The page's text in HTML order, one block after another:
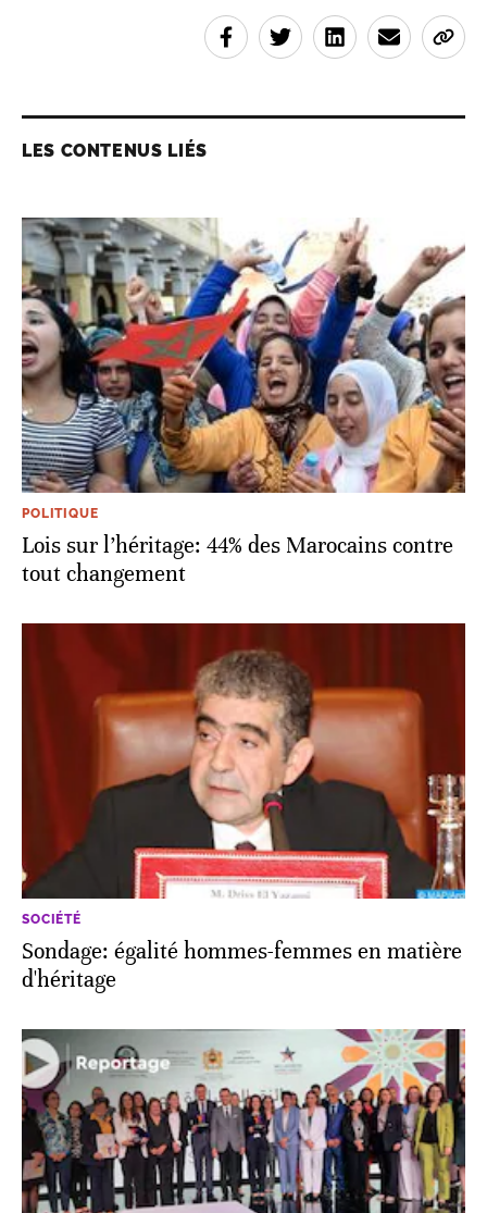
LES CONTENUS LIÉS
POLITIQUE
Lois sur l’héritage: 44% des Marocains contre
tout changement
SOCIÉTÉ
Sondage: égalité hommes-femmes en matière
d'héritage